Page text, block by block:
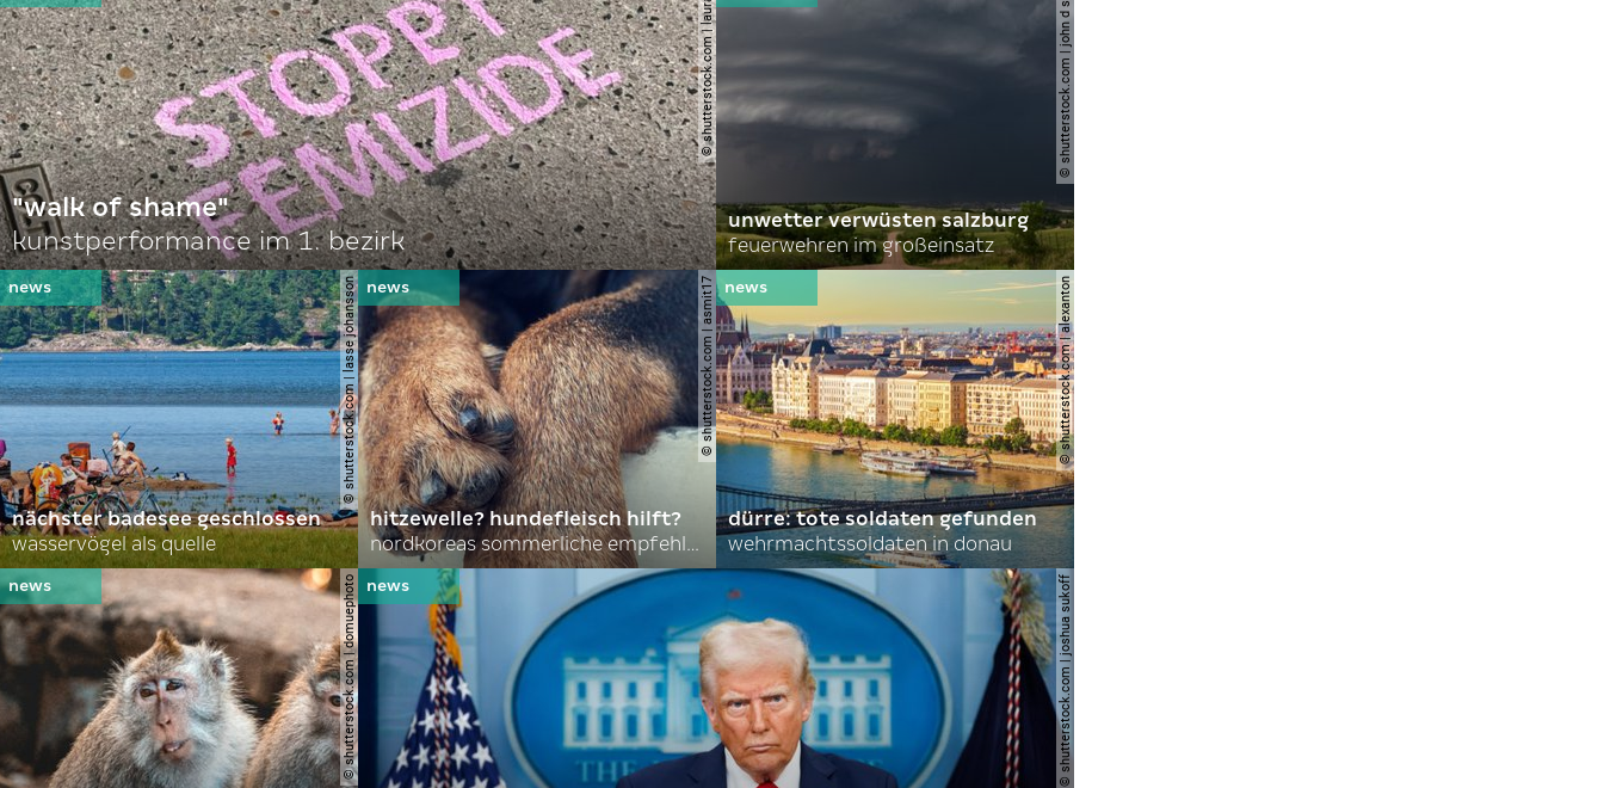
© shutterstock.com | lauraapl
"walk of shame"
kunstperformance im 1. bezirk
© shutterstock.com | john d sirlin
unwetter verwüsten salzburg
feuerwehren im großeinsatz
© shutterstock.com | lasse johansson
nächster badesee geschlossen
wasservögel als quelle
© shutterstock.com | asmit17
hitzewelle? hundefleisch hilft?
nordkoreas sommerliche empfehlungen
© shutterstock.com | alexanton
dürre: tote soldaten gefunden
wehrmachtssoldaten in donau
© shutterstock.com | domuephoto © shutterstock.com | joshua sukoff